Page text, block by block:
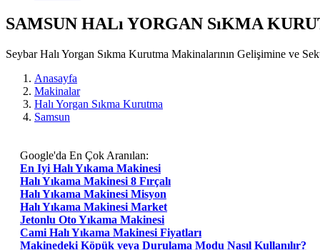
SAMSUN HALı YORGAN SıKMA
Seybar Halı Yorgan Sıkma Kurutma Makinalarının Gelişimine ve
Anasayfa
Makinalar
Halı Yorgan Sıkma Kurutma
Samsun
Google'da En Çok Aranılan:
En Iyi Halı Yıkama Makinesi
Halı Yıkama Makinesi 8 Fırçalı
Halı Yıkama Makinesi Misyon
Halı Yıkama Makinesi Market
Jetonlu Oto Yıkama Makinesi
Cami Halı Yıkama Makinesi Fiyatları
Makinedeki Köpük veya Durulama Modu Nasıl Kullanılır?